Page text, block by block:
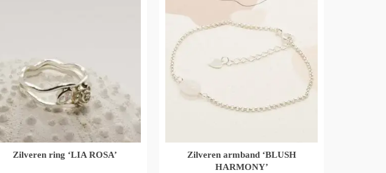
Zilveren ring ‘LIA ROSA’
Zilveren armband ‘BLUSH
HARMONY’